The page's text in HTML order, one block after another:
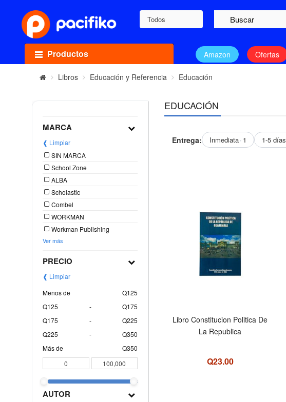
Todos
Productos Amazon Ofertas
Libros Educación y Referencia Educación
MARCA
❰ Limpiar
SIN MARCA
School Zone
ALBA
Scholastic
Combel
WORKMAN
Workman Publishing
Ver más
PRECIO
❰ Limpiar
Menos de
Q125
Q125
-
Q175
Q175
-
Q225
Q225
-
Q350
Más de
Q350
AUTOR
EDUCACIÓN
Entrega: Inmediata 1 1-5 días
Libro Constitucion Politica De
La Republica
Q23.00